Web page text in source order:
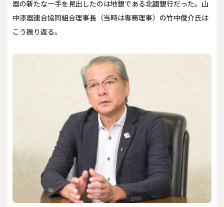
器の新たな一手を見出したのは地銀である北國銀行だった。山
中漆器連合協同組合理事長（当時は専務理事）の竹中俊介氏は
こう振り返る。